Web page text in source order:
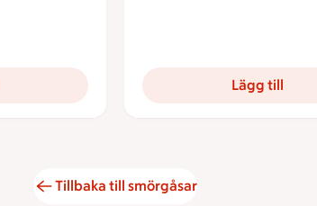
Lägg till
Tillbaka till smörgåsar